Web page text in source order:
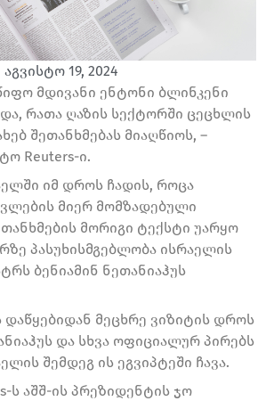
აგვისტო 19, 2024
მდივანი ენტონი ბლინკენი
რათა ღაზის სექტორში ცეცხლის
შეთანხმებას მიაღწიოს, –
Reuters-ი.
იმ დროს ჩადის, როცა
მიერ მომზადებული
მორიგი ტექსტი უარყო
პასუხისმგებლობა ისრაელის
ბენიამინ ნეთანიაჰუს
დაწყებიდან მეცხრე ვიზიტის დროს
და სხვა ოფიციალურ პირებს
შემდეგ ის ეგვიპტეში ჩავა.
ს აშშ-ის პრეზიდენტის ჯო